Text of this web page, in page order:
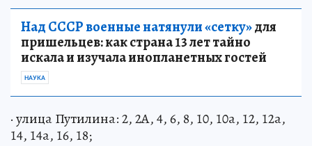
Над СССР военные натянули «сетку»для
пришельцев: как страна 13 лет тайно
искала и изучала инопланетных гостей
НАУКА
· улица Путилина: 2, 2А, 4, 6, 8, 10, 10а, 12, 12а,
14, 14а, 16, 18;